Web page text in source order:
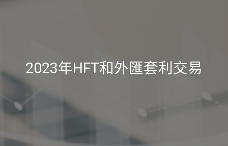
2023年HFT和外匯套利交易